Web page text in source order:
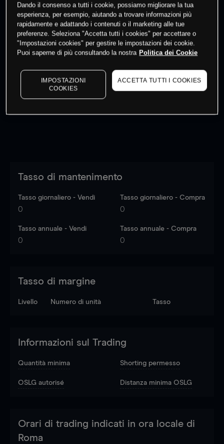
Fai trading
I prezzi sono solo indicativi. Accediper vedere gli ultimi
dati di mercato
to see latest market data
Tasso di mantenimento
Tasso giornaliero - Vendi
0
Tasso giornaliero - Compra
0
Tasso annuale - Vendi
0
Tasso annuale - Compra
0
Tasso di margine
Livello Numero di unità Tasso
Informazioni sul Trading
Quantità minima Shorting permesso
OSLG autorisé Distanza minima OSLG
Orari di trading indicati in ora locale di
Roma
Dando il consenso a tutti i cookie, possiamo migliorare la tua
esperienza, per esempio, aiutando a trovare informazioni più
rapidamente e adattando i contenuti o il marketing alle tue
preferenze. Seleziona "Accetta tutti i cookies" per accettare o
"Impostazioni cookies" per gestire le impostazioni dei cookie.
Puoi saperne di più consultando la nostra Politica dei Cookie
IMPOSTAZIONI
COOKIES
ACCETTA TUTTI I COOKIES